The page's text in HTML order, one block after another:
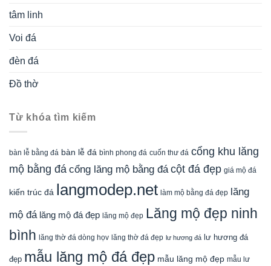
tâm linh
Voi đá
đèn đá
Đồ thờ
Từ khóa tìm kiếm
bàn lễ bằng đá bàn lễ đá bình phong đá cuốn thư đá cổng khu lăng
mộ bằng đá cổng lăng mộ bằng đá cột đá đẹp giá mộ đá
kiến trúc đá langmodep.net làm mộ bằng đá đẹp lăng
mộ đá lăng mộ đá đẹp lăng mộ đẹp Lăng mộ đẹp ninh
bình lăng thờ đá dòng họv lăng thờ đá đẹp lư hương đá lư hương đá
đẹp mẫu lăng mộ đá đẹp mẫu lăng mộ đẹp mẫu lư